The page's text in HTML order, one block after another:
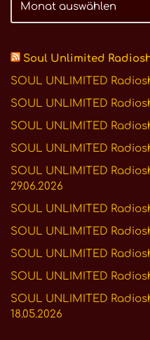
Soul Unlimited
SOUL UNLIMITED
SOUL UNLIMITED
SOUL UNLIMITED
SOUL UNLIMITED
SOUL UNLIMITED
29.06.2026
SOUL UNLIMITED
SOUL UNLIMITED
SOUL UNLIMITED
SOUL UNLIMITED
SOUL UNLIMITED
18.05.2026